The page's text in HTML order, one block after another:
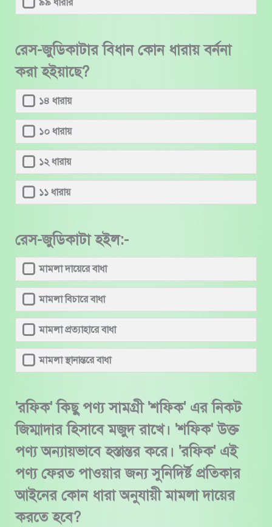
৯৯ ধারার
রেস-জুডিকাটার বিধান কোন ধারায় বর্ননা
করা হইয়াছে?
১৪ ধারায়
১০ ধারায়
১২ ধারায়
১১ ধারায়
রেস-জুডিকাটা হইল:-
মামলা দায়েরে বাধা
মামলা বিচারে বাধা
মামলা প্রত্যাহারে বাধা
মামলা স্থানান্তরে বাধা
'রফিক' কিছু পণ্য সামগ্রী 'শফিক' এর নিকট
জিম্মাদার হিসাবে মজুদ রাখে। 'শফিক' উক্ত
পণ্য অন্যায়ভাবে হস্তান্তর করে। 'রফিক' এই
পণ্য ফেরত পাওয়ার জন্য সুনিদির্ষ্ট প্রতিকার
আইনের কোন ধারা অনুযায়ী মামলা দায়ের
করতে হবে?